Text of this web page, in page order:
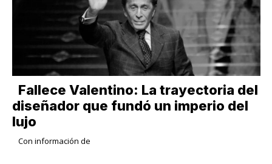
Fallece Valentino: La trayectoria del
diseñador que fundó un imperio del
lujo
Con información de